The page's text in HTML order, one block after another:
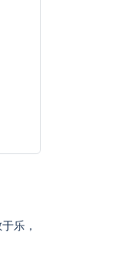
乐，